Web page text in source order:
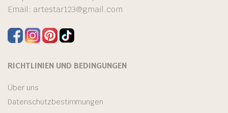
Email: artestar123@gmail.com
RICHTLINIEN UND BEDINGUNGEN
Über uns
Datenschutzbestimmungen